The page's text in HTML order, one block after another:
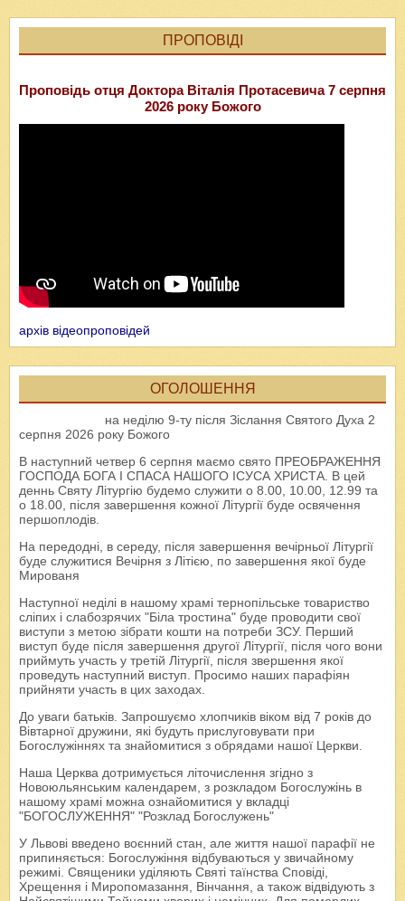
ПРОПОВІДІ
Проповідь отця Доктора Віталія Протасевича 7 серпня
2026 року Божого
архів відеопроповідей
ОГОЛОШЕННЯ
на неділю 9-ту після Зіслання Святого Духа 2
серпня 2026 року Божого
В наступний четвер 6 серпня маємо свято ПРЕОБРАЖЕННЯ
ГОСПОДА БОГА І СПАСА НАШОГО ІСУСА ХРИСТА. В цей
деннь Святу Літургію будемо служити о 8.00, 10.00, 12.99 та
о 18.00, після завершення кожної Літургії буде освячення
першоплодів.
На передодні, в середу, після завершення вечірньої Літургії
буде служитися Вечірня з Літією, по завершення якої буде
Мированя
Наступної неділі в нашому храмі тернопільське товариство
сліпих і слабозрячих "Біла тростина" буде проводити свої
виступи з метою зібрати кошти на потреби ЗСУ. Перший
виступ буде після завершення другої Літургії, після чого вони
приймуть участь у третій Літургії, після звершення якої
проведуть наступний виступ. Просимо наших парафіян
прийняти участь в цих заходах.
До уваги батьків. Запрошуємо хлопчиків віком від 7 років до
Вівтарної дружини, які будуть прислуговувати при
Богослужіннях та знайомитися з обрядами нашої Церкви.
Наша Церква дотримується літочислення згідно з
Новоюльянським календарем, з розкладом Богослужінь в
нашому храмі можна ознайомитися у вкладці
"БОГОСЛУЖЕННЯ" "Розклад Богослужень"
У Львові введено воєнний стан, але життя нашої парафії не
припиняється: Богослужіння відбуваються у звичайному
режимі. Священики уділяють Святі таїнства Сповіді,
Хрещення і Миропомазання, Вінчання, а також відвідують з